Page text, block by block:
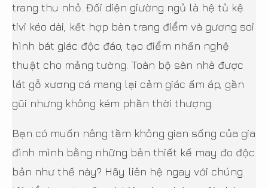
trang thu nhỏ. Đối diện giường ngủ là hệ tủ kệ
tivi kéo dài, kết hợp bàn trang điểm và gương soi
hình bát giác độc đáo, tạo điểm nhấn nghệ
thuật cho mảng tường. Toàn bộ sàn nhà được
lát gỗ xương cá mang lại cảm giác ấm áp, gần
gũi nhưng không kém phần thời thượng.
Bạn có muốn nâng tầm không gian sống của gia
đình mình bằng những bản thiết kế may đo độc
bản như thế này? Hãy liên hệ ngay với chúng